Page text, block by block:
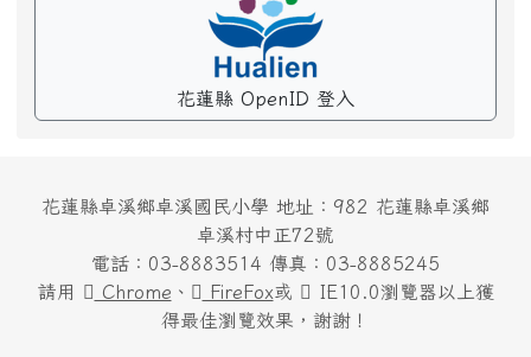
花蓮縣 OpenID 登入
花蓮縣卓溪鄉卓溪國民小學 地址：982 花蓮縣卓溪鄉
卓溪村中正72號
電話：03-8883514 傳真：03-8885245
請用
Chrome 、 FireFox或
IE10.0瀏覽器以上獲
得最佳瀏覽效果，謝謝！